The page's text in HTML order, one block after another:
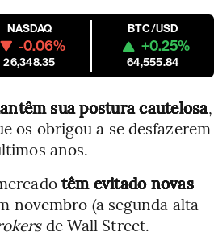
NASDAQ
-0.06%
26,348.35
BTC/USD
+0.25%
64,555.84
sua postura cautelosa,
os obrigou a se desfazerem
anos.
têm evitado novas
novembro (a segunda alta
de Wall Street.